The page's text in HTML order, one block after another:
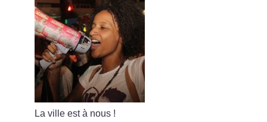
La ville est à nous !